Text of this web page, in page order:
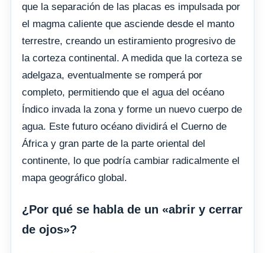
que la separación de las placas es impulsada por
el magma caliente que asciende desde el manto
terrestre, creando un estiramiento progresivo de
la corteza continental. A medida que la corteza se
adelgaza, eventualmente se romperá por
completo, permitiendo que el agua del océano
Índico invada la zona y forme un nuevo cuerpo de
agua. Este futuro océano dividirá el Cuerno de
África y gran parte de la parte oriental del
continente, lo que podría cambiar radicalmente el
mapa geográfico global.
¿Por qué se habla de un «abrir y cerrar
de ojos»?